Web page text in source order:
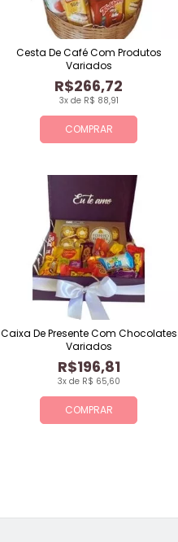
COMPRAR
3x de R$ 88,91
R$266,72
Cesta De Café Com Produtos
Variados
COMPRAR
3x de R$ 65,60
R$196,81
Caixa De Presente Com Chocolates
Variados